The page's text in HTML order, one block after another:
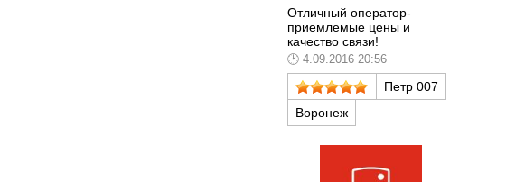
Отличный оператор-
приемлемые цены и
качество связи!
4.09.2016 20:56
Петр 007
Воронеж